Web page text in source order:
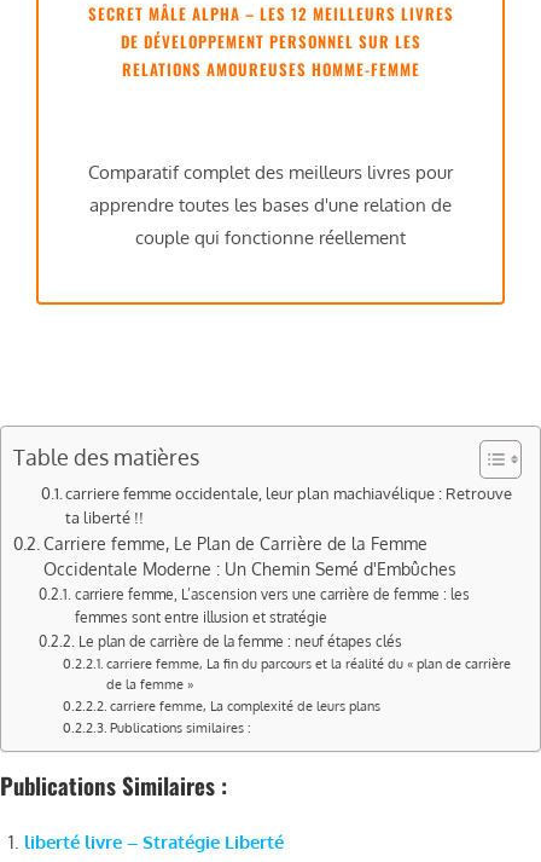
SECRET MÂLE ALPHA – LES 12 MEILLEURS LIVRES
DE DÉVELOPPEMENT PERSONNEL SUR LES
RELATIONS AMOUREUSES HOMME-FEMME
Comparatif complet des meilleurs livres pour
apprendre toutes les bases d'une relation de
couple qui fonctionne réellement
Table des matières
carriere femme occidentale, leur plan machiavélique : Retrouve
ta liberté !!
Carriere femme, Le Plan de Carrière de la Femme
Occidentale Moderne : Un Chemin Semé d'Embûches
carriere femme, L’ascension vers une carrière de femme : les
femmes sont entre illusion et stratégie
Le plan de carrière de la femme : neuf étapes clés
carriere femme, La fin du parcours et la réalité du « plan de carrière
de la femme »
carriere femme, La complexité de leurs plans
Publications similaires :
Publications Similaires :
liberté livre – Stratégie Liberté